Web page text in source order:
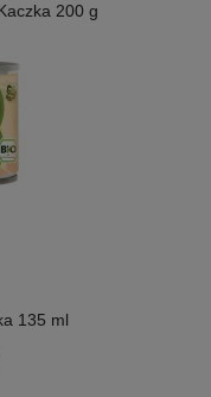
200 g
135 ml